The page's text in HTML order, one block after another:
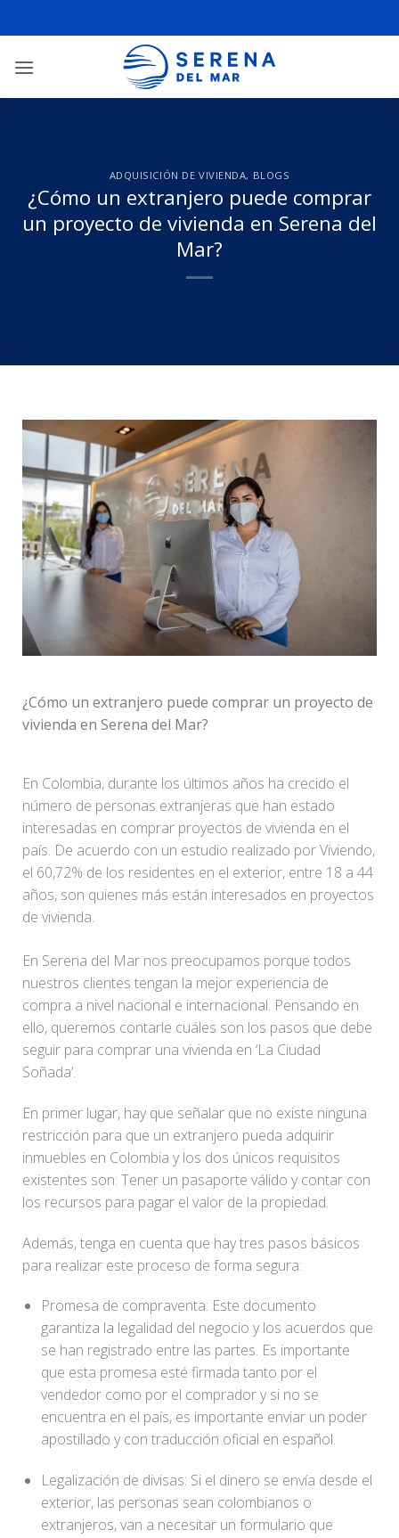
ADQUISICIÓN DE VIVIENDA, BLOGS
¿Cómo un extranjero puede comprar
un proyecto de vivienda en Serena del
Mar?
¿Cómo un extranjero puede comprar un proyecto de
vivienda en Serena del Mar?
En Colombia, durante los últimos años ha crecido el
número de personas extranjeras que han estado
interesadas en comprar proyectos de vivienda en el
país. De acuerdo con un estudio realizado por Viviendo,
el 60,72% de los residentes en el exterior, entre 18 a 44
años, son quienes más están interesados en proyectos
de vivienda.
En Serena del Mar nos preocupamos porque todos
nuestros clientes tengan la mejor experiencia de
compra a nivel nacional e internacional. Pensando en
ello, queremos contarle cuáles son los pasos que debe
seguir para comprar una vivienda en ‘La Ciudad
Soñada’.
En primer lugar, hay que señalar que no existe ninguna
restricción para que un extranjero pueda adquirir
inmuebles en Colombia y los dos únicos requisitos
existentes son: Tener un pasaporte válido y contar con
los recursos para pagar el valor de la propiedad.
Además, tenga en cuenta que hay tres pasos básicos
para realizar este proceso de forma segura:
Promesa de compraventa: Este documento
garantiza la legalidad del negocio y los acuerdos que
se han registrado entre las partes. Es importante
que esta promesa esté firmada tanto por el
vendedor como por el comprador y si no se
encuentra en el país, es importante enviar un poder
apostillado y con traducción oficial en español.
Legalización de divisas: Si el dinero se envía desde el
exterior, las personas sean colombianos o
extranjeros, van a necesitar un formulario que